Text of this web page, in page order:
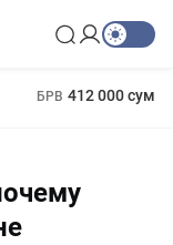
БРВ 412 000 сум